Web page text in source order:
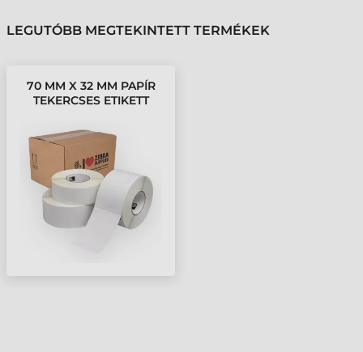
LEGUTÓBB MEGTEKINTETT TERMÉKEK
70 MM X 32 MM PAPÍR
TEKERCSES ETIKETT
CÍMKE/TEKERCS )